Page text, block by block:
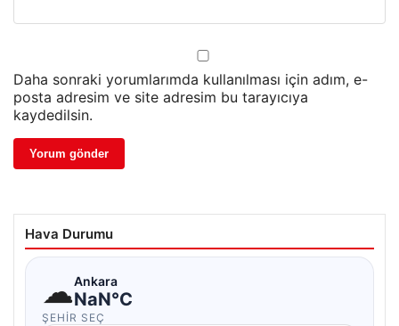
Daha sonraki yorumlarımda kullanılması için adım, e-
posta adresim ve site adresim bu tarayıcıya
kaydedilsin.
Hava Durumu
☁Ankara
NaN°C
ŞEHIR SEÇ